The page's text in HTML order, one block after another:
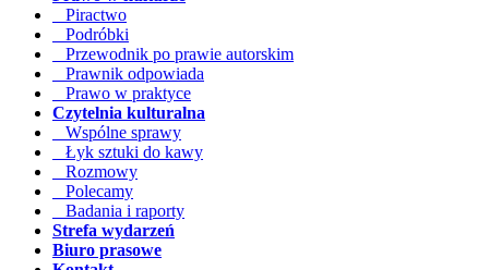
Piractwo
Podróbki
Przewodnik po prawie autorskim
Prawnik odpowiada
Prawo w praktyce
Czytelnia kulturalna
Wspólne sprawy
Łyk sztuki do kawy
Rozmowy
Polecamy
Badania i raporty
Strefa wydarzeń
Biuro prasowe